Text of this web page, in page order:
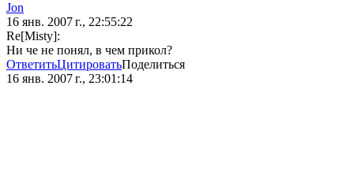
Jon
16 янв. 2007 г., 22:55:22
Re[Misty]:
Ни че не понял, в чем прикол?
ОтветитьЦитироватьПоделиться
16 янв. 2007 г., 23:01:14